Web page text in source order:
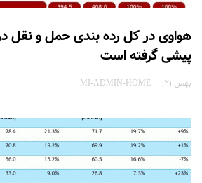
پیشی گرفته است
بهمن 21 MI-ADMIN-HOME